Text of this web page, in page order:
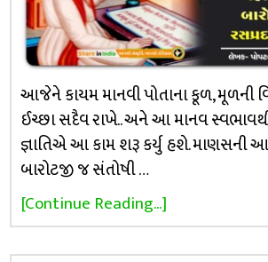
આજેને કાયમ માનવી પોતાના કૂળ, મૂળની
ઈચ્છા સદૈવ રાખે.. અને આ માનવ
જ્ઞાતિએ આ કામ શરૂ કર્યુ હશે. માણસની આ
બારોટજી જ સંતોષી …
[Continue Reading...]